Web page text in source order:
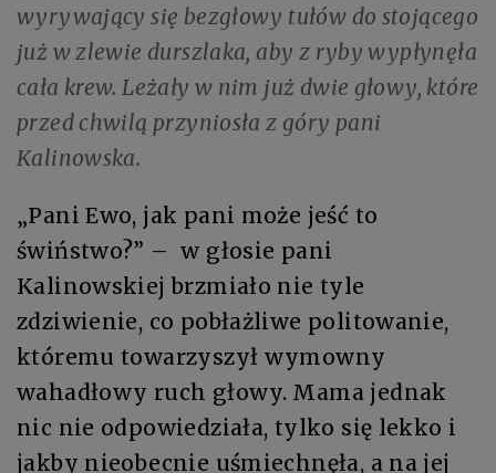
wyrywający się bezgłowy tułów do stojącego
już w zlewie durszlaka, aby z ryby wypłynęła
cała krew. Leżały w nim już dwie głowy, które
przed chwilą przyniosła z góry pani
Kalinowska.
„Pani Ewo, jak pani może jeść to
świństwo?” – w głosie pani
Kalinowskiej brzmiało nie tyle
zdziwienie, co pobłażliwe politowanie,
któremu towarzyszył wymowny
wahadłowy ruch głowy. Mama jednak
nic nie odpowiedziała, tylko się lekko i
jakby nieobecnie uśmiechnęła, a na jej